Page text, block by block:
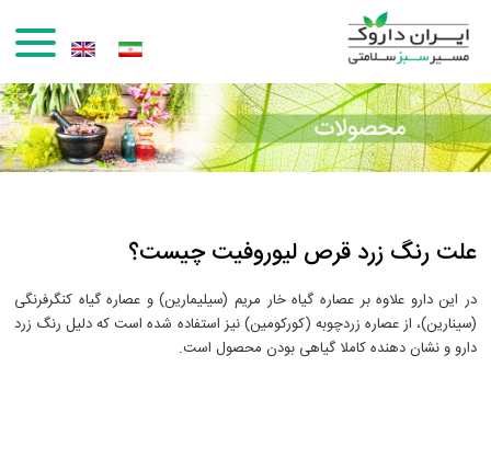
رفتن به محتوای اصلی
علت رنگ زرد قرص لیوروفیت چیست؟
در این دارو علاوه بر عصاره گیاه خار مریم (سیلیمارین) و عصاره گیاه کنگرفرنگی
(سینارین)، از عصاره زردچوبه (کورکومین) نیز استفاده شده است که دلیل رنگ زرد
دارو و نشان دهنده کاملا گیاهی بودن محصول است.